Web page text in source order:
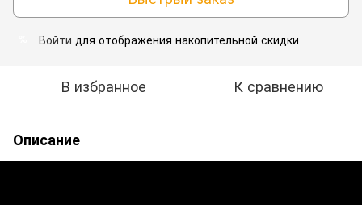
Войти для отображения накопительной скидки
В избранное К сравнению
Описание